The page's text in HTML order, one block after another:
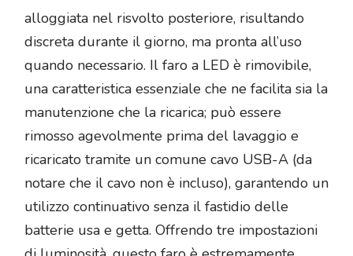
alloggiata nel risvolto posteriore, risultando
discreta durante il giorno, ma pronta all’uso
quando necessario. Il faro a LED è rimovibile,
una caratteristica essenziale che ne facilita sia la
manutenzione che la ricarica; può essere
rimosso agevolmente prima del lavaggio e
ricaricato tramite un comune cavo USB-A (da
notare che il cavo non è incluso), garantendo un
utilizzo continuativo senza il fastidio delle
batterie usa e getta. Offrendo tre impostazioni